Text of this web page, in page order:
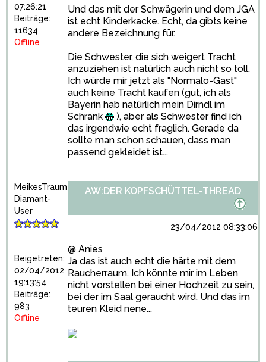
07:26:21
Beiträge:
11634
Offline
Und das mit der Schwägerin und dem JGA
ist echt Kinderkacke. Echt, da gibts keine
andere Bezeichnung für.
Die Schwester, die sich weigert Tracht
anzuziehen ist natürlich auch nicht so toll.
Ich würde mir jetzt als "Normalo-Gast"
auch keine Tracht kaufen (gut, ich als
Bayerin hab natürlich mein Dirndl im
Schrank
), aber als Schwester find ich
das irgendwie echt fraglich. Gerade da
sollte man schon schauen, dass man
passend gekleidet ist...
MeikesTraum
Diamant-
User
Beigetreten:
02/04/2012
19:13:54
Beiträge:
983
Offline
AW:DER KOPFSCHÜTTEL-THREAD
23/04/2012 08:33:06
@ Anies
Ja das ist auch echt die härte mit dem
Raucherraum. Ich könnte mir im Leben
nicht vorstellen bei einer Hochzeit zu sein,
bei der im Saal geraucht wird. Und das im
teuren Kleid nene...